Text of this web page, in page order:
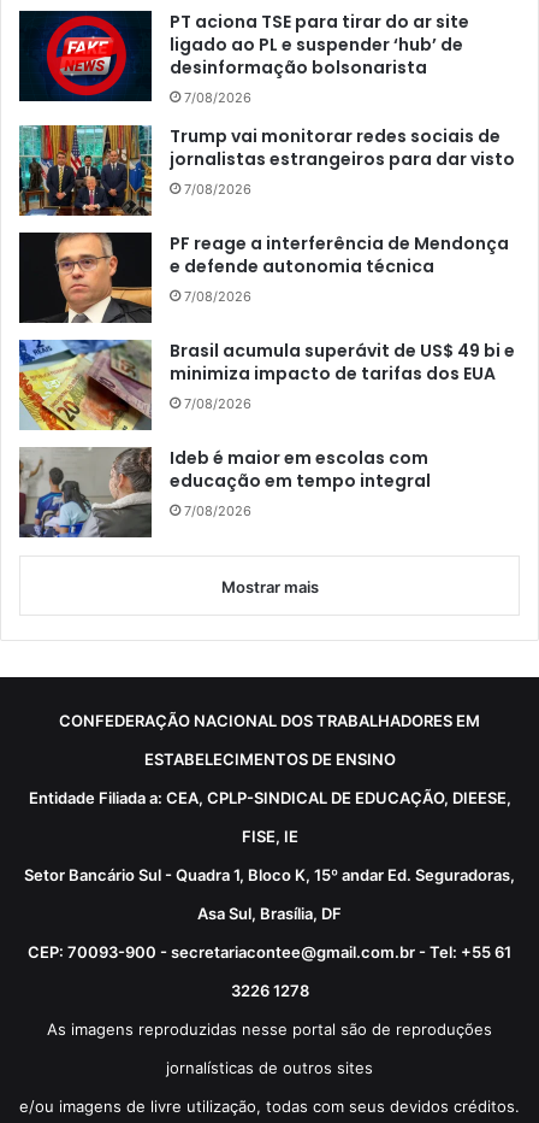
PT aciona TSE para tirar do ar site
ligado ao PL e suspender ‘hub’ de
desinformação bolsonarista
7/08/2026
Trump vai monitorar redes sociais de
jornalistas estrangeiros para dar visto
7/08/2026
PF reage a interferência de Mendonça
e defende autonomia técnica
7/08/2026
Brasil acumula superávit de US$ 49 bi e
minimiza impacto de tarifas dos EUA
7/08/2026
Ideb é maior em escolas com
educação em tempo integral
7/08/2026
Mostrar mais
CONFEDERAÇÃO NACIONAL DOS TRABALHADORES EM
ESTABELECIMENTOS DE ENSINO
Entidade Filiada a: CEA, CPLP-SINDICAL DE EDUCAÇÃO, DIEESE,
FISE, IE
Setor Bancário Sul - Quadra 1, Bloco K, 15º andar Ed. Seguradoras,
Asa Sul, Brasília, DF
CEP: 70093-900 - secretariacontee@gmail.com.br - Tel: +55 61
3226 1278
As imagens reproduzidas nesse portal são de reproduções
jornalísticas de outros sites
e/ou imagens de livre utilização, todas com seus devidos créditos.